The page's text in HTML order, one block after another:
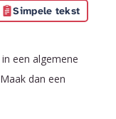
Simpele tekst
een algemene
dan een